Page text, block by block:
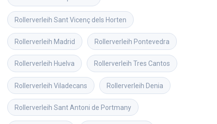
Rollerverleih Sant Vicenç dels Horten
Rollerverleih Madrid Rollerverleih Pontevedra
Rollerverleih Huelva Rollerverleih Tres Cantos
Rollerverleih Viladecans Rollerverleih Denia
Rollerverleih Sant Antoni de Portmany